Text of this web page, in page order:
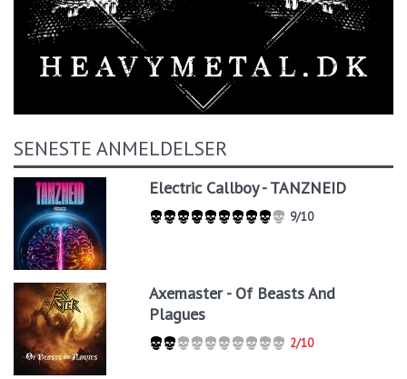
SENESTE ANMELDELSER
Electric Callboy - TANZNEID
9/10
Axemaster - Of Beasts And
Plagues
2/10